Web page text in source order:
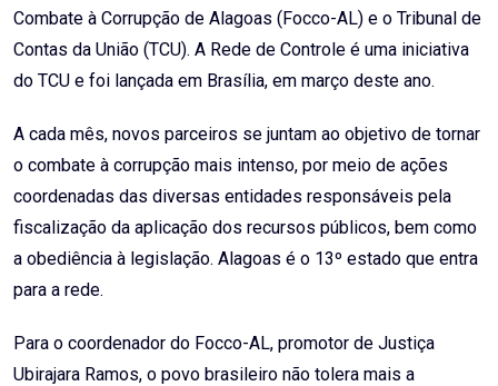
Combate à Corrupção de Alagoas (Focco-AL) e o Tribunal de
Contas da União (TCU). A Rede de Controle é uma iniciativa
do TCU e foi lançada em Brasília, em março deste ano.
A cada mês, novos parceiros se juntam ao objetivo de tornar
o combate à corrupção mais intenso, por meio de ações
coordenadas das diversas entidades responsáveis pela
fiscalização da aplicação dos recursos públicos, bem como
a obediência à legislação. Alagoas é o 13º estado que entra
para a rede.
Para o coordenador do Focco-AL, promotor de Justiça
Ubirajara Ramos, o povo brasileiro não tolera mais a